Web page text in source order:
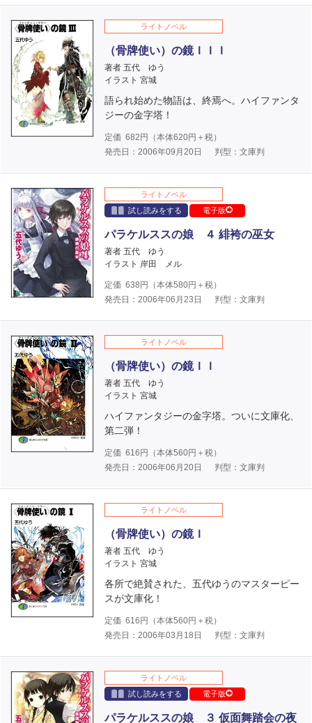
ライトノベル
（骨牌使い）の鏡ＩＩＩ
著者 五代 ゆう
イラスト 宮城
語られ始めた物語は、終焉へ。ハイファンタ
ジーの金字塔！
定価 682 円（本体620円＋税）
発売日：2006年09月20日
判型：文庫判
ライトノベル
試し読みをする
電子版
パラケルススの娘 ４ 緋袴の巫女
著者 五代 ゆう
イラスト 岸田 メル
定価 638 円（本体580円＋税）
発売日：2006年06月23日
判型：文庫判
ライトノベル
（骨牌使い）の鏡ＩＩ
著者 五代 ゆう
イラスト 宮城
ハイファンタジーの金字塔。ついに文庫化、
第二弾！
定価 616 円（本体560円＋税）
発売日：2006年06月20日
判型：文庫判
ライトノベル
（骨牌使い）の鏡Ｉ
著者 五代 ゆう
イラスト 宮城
各所で絶賛された、五代ゆうのマスターピー
スが文庫化！
定価 616 円（本体560円＋税）
発売日：2006年03月18日
判型：文庫判
ライトノベル
試し読みをする
電子版
パラケルススの娘 ３ 仮面舞踏会の夜